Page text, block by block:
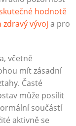
hodnotě
vývoj a pro
včetně
mít zásadní
Časté
může posílit
součástí
aktivně se